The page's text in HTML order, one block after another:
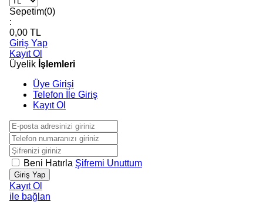
Sepetim(0)
:
0,00 TL
Giriş Yap
Kayıt Ol
Üyelik İşlemleri
Üye Girişi
Telefon İle Giriş
Kayıt Ol
Beni Hatırla Şifremi Unuttum
Giriş Yap
Kayıt Ol
ile bağlan